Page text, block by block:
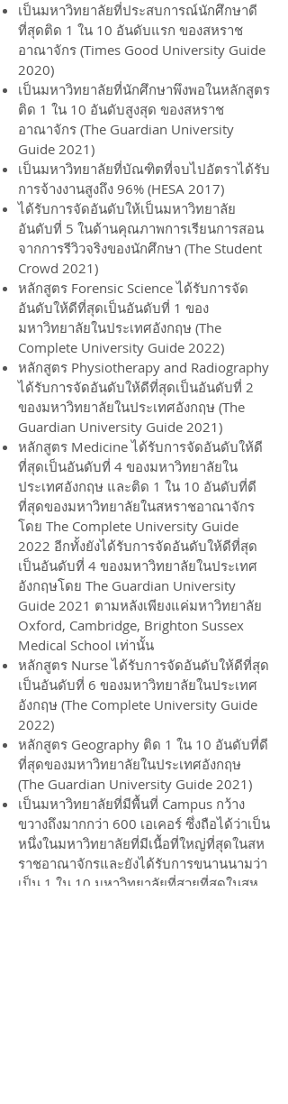
เป็นมหาวิทยาลัยที่ประสบการณ์นักศึกษาดี
ที่สุดติด 1 ใน 10 อันดับแรก ของสหราช
อาณาจักร (Times Good University Guide
2020)
เป็นมหาวิทยาลัยที่นักศึกษาพึงพอในหลักสูตร
ติด 1 ใน 10 อันดับสูงสุด ของสหราช
อาณาจักร (The Guardian University
Guide 2021)
เป็นมหาวิทยาลัยที่บัณฑิตที่จบไปอัตราได้รับ
การจ้างงานสูงถึง 96% (HESA 2017)
ได้รับการจัดอันดับให้เป็นมหาวิทยาลัย
อันดับที่ 5 ในด้านคุณภาพการเรียนการสอน
จากการรีวิวจริงของนักศึกษา (The Student
Crowd 2021)
หลักสูตร Forensic Science ได้รับการจัด
อันดับให้ดีที่สุดเป็นอันดับที่ 1 ของ
มหาวิทยาลัยในประเทศอังกฤษ (The
Complete University Guide 2022)
หลักสูตร Physiotherapy and Radiography
ได้รับการจัดอันดับให้ดีที่สุดเป็นอันดับที่ 2
ของมหาวิทยาลัยในประเทศอังกฤษ (The
Guardian University Guide 2021)
หลักสูตร Medicine ได้รับการจัดอันดับให้ดี
ที่สุดเป็นอันดับที่ 4 ของมหาวิทยาลัยใน
ประเทศอังกฤษ และติด 1 ใน 10 อันดับที่ดี
ที่สุดของมหาวิทยาลัยในสหราชอาณาจักร
โดย The Complete University Guide
2022 อีกทั้งยังได้รับการจัดอันดับให้ดีที่สุด
เป็นอันดับที่ 4 ของมหาวิทยาลัยในประเทศ
อังกฤษโดย The Guardian University
Guide 2021 ตามหลังเพียงแค่มหาวิทยาลัย
Oxford, Cambridge, Brighton Sussex
Medical School เท่านั้น
หลักสูตร Nurse ได้รับการจัดอันดับให้ดีที่สุด
เป็นอันดับที่ 6 ของมหาวิทยาลัยในประเทศ
อังกฤษ (The Complete University Guide
2022)
หลักสูตร Geography ติด 1 ใน 10 อันดับที่ดี
ที่สุดของมหาวิทยาลัยในประเทศอังกฤษ
(The Guardian University Guide 2021)
เป็นมหาวิทยาลัยที่มีพื้นที่ Campus กว้าง
ขวางถึงมากกว่า 600 เอเคอร์ ซึ่งถือได้ว่าเป็น
หนึ่งในมหาวิทยาลัยที่มีเนื้อที่ใหญ่ที่สุดในสห
ราชอาณาจักรและยังได้รับการขนานนามว่า
เป็น 1 ใน 10 มหาวิทยาลัยที่สวยที่สุดในสห